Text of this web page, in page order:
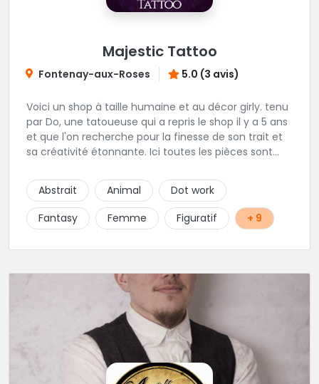
Majestic Tattoo
Fontenay-aux-Roses 5.0 (3 avis)
Voici un shop à taille humaine et au décor girly. tenu
par Do, une tatoueuse qui a repris le shop il y a 5 ans
et que l'on recherche pour la finesse de son trait et
sa créativité étonnante. Ici toutes les pièces sont
client. Les séances de tatouage se font en musique
et dans une ambiance décontractée.
Abstrait Animal
Dot work
Fantasy
Femme Figuratif + 9